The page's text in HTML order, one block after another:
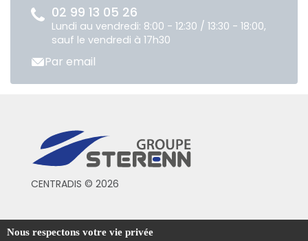
02 99 13 05 26
Lundi au vendredi: 8:00 - 12:30 / 13:30 - 18:00,
sauf le vendredi à 17h30
Par email
CENTRADIS © 2026
Conditions générales de vente
Nous respectons votre vie privée